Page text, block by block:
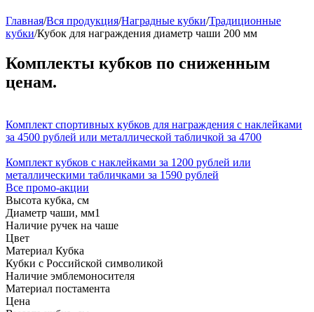
Главная/Вся продукция/Наградные кубки/Традиционные
кубки/Кубок для награждения диаметр чаши 200 мм
Комплекты кубков по сниженным
ценам.
Комплект спортивных кубков для награждения с наклейками
за 4500 рублей или металлической табличкой за 4700
Комплект кубков с наклейками за 1200 рублей или
металлическими табличками за 1590 рублей
Все промо-акции
Высота кубка, см
Диаметр чаши, мм1
Наличие ручек на чаше
Цвет
Материал Кубка
Кубки с Российской символикой
Наличие эмблемоносителя
Материал постамента
Цена